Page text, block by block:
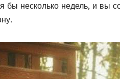
бы несколько недель, и вы